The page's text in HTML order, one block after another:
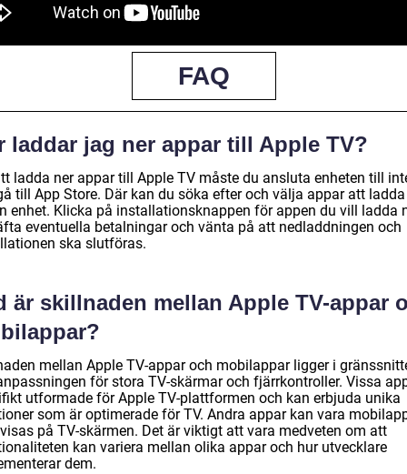
FAQ
laddar jag ner appar till Apple TV?
ladda ner appar till Apple TV måste du ansluta enheten till
till App Store. Där kan du söka efter och välja appar att
enhet. Klicka på installationsknappen för appen du vill ladda
eventuella betalningar och vänta på att nedladdningen och
ska slutföras.
är skillnaden mellan Apple TV-appar
mellan Apple TV-appar och mobilappar ligger i
för stora TV-skärmar och fjärrkontroller. Vissa
utformade för Apple TV-plattformen och kan erbjuda unika
som är optimerade för TV. Andra appar kan vara
på TV-skärmen. Det är viktigt att vara medveten om att
kan variera mellan olika appar och hur utvecklare
dem.